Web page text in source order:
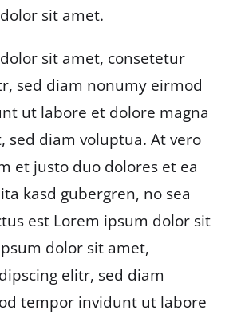
sit amet.
sit amet, consetetur
sed diam nonumy eirmod
ut labore et dolore magna
sed diam voluptua. At vero
et justo duo dolores et ea
kasd gubergren, no sea
est Lorem ipsum dolor sit
dolor sit amet,
elitr, sed diam
tempor invidunt ut labore